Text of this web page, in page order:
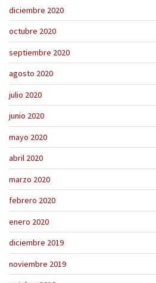
diciembre 2020
octubre 2020
septiembre 2020
agosto 2020
julio 2020
junio 2020
mayo 2020
abril 2020
marzo 2020
febrero 2020
enero 2020
diciembre 2019
noviembre 2019